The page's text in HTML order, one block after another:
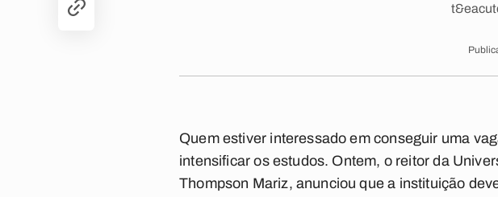
Quem estiver interessado em conseguir uma
intensificar os estudos. Ontem, o reitor da
Thompson Mariz, anunciou que a instituição